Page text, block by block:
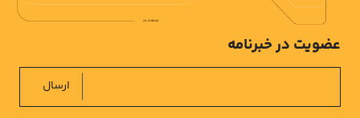
عضویت در خبرنامه
ارسال